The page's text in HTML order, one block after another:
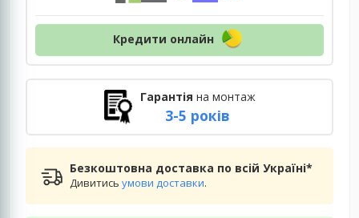
Кредити онлайн
Гарантія на монтаж
3-5 років
Безкоштовна доставка по всій Україні*
Дивитисьумови доставки.